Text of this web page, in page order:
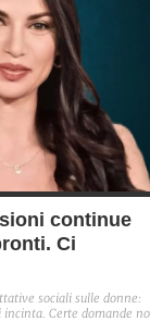
continue
Ci
sociali sulle donne:
incinta. Certe domande